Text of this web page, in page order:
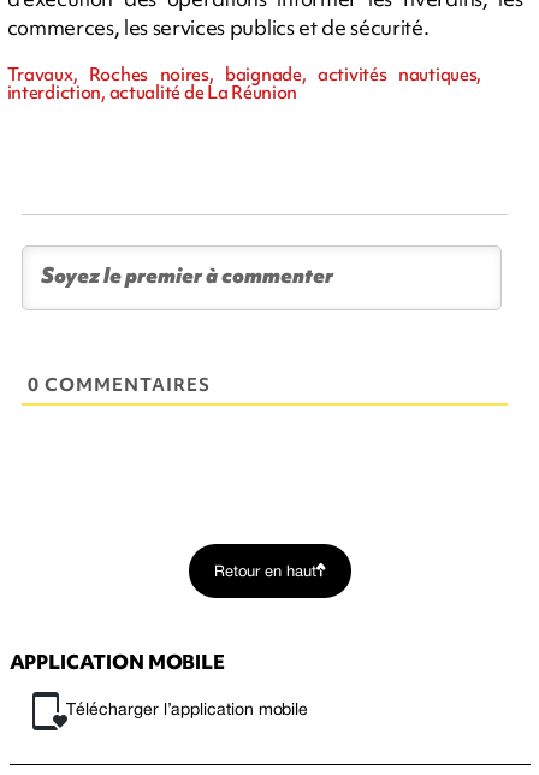
commerces, les services publics et de sécurité.
Travaux, Roches noires, baignade, activités nautiques,
interdiction, actualité de La Réunion
0 COMMENTAIRES
Retour en haut
APPLICATION MOBILE
Télécharger l’application mobile